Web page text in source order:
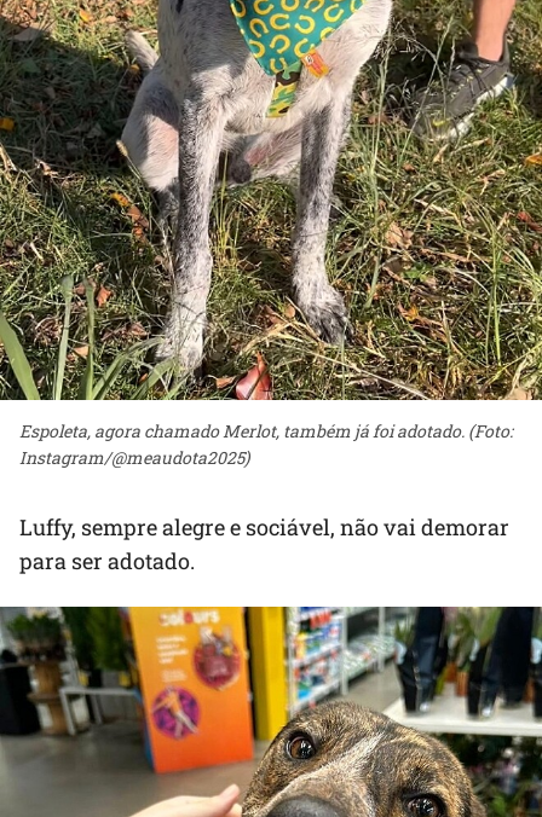
Espoleta, agora chamado Merlot, também já foi adotado. (Foto:
Instagram/@meaudota2025)
Luffy, sempre alegre e sociável, não vai demorar
para ser adotado.